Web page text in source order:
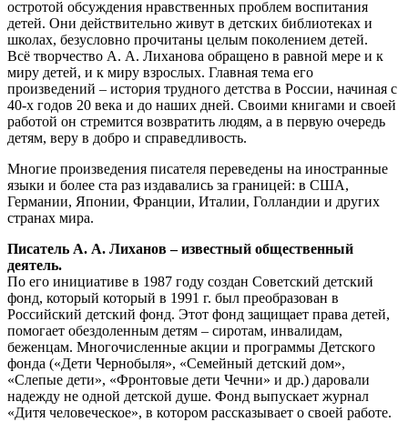
остротой обсуждения нравственных проблем воспитания
детей. Они действительно живут в детских библиотеках и
школах, безусловно прочитаны целым поколением детей.
Всё творчество А. А. Лиханова обращено в равной мере и к
миру детей, и к миру взрослых. Главная тема его
произведений – история трудного детства в России, начиная с
40-х годов 20 века и до наших дней. Своими книгами и своей
работой он стремится возвратить людям, а в первую очередь
детям, веру в добро и справедливость.
Многие произведения писателя переведены на иностранные
языки и более ста раз издавались за границей: в США,
Германии, Японии, Франции, Италии, Голландии и других
странах мира.
Писатель А. А. Лиханов – известный общественный
деятель.
По его инициативе в 1987 году создан Советский детский
фонд, который который в 1991 г. был преобразован в
Российский детский фонд. Этот фонд защищает права детей,
помогает обездоленным детям – сиротам, инвалидам,
беженцам. Многочисленные акции и программы Детского
фонда («Дети Чернобыля», «Семейный детский дом»,
«Слепые дети», «Фронтовые дети Чечни» и др.) даровали
надежду не одной детской душе. Фонд выпускает журнал
«Дитя человеческое», в котором рассказывает о своей работе.